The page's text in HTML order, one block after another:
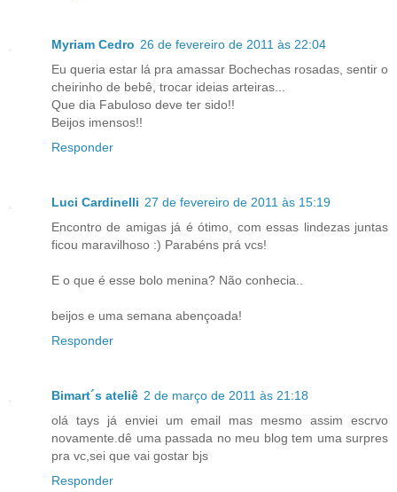
Myriam Cedro 26 de fevereiro de 2011 às 22:04
Eu queria estar lá pra amassar Bochechas rosadas, sentir o
cheirinho de bebê, trocar ideias arteiras...
Que dia Fabuloso deve ter sido!!
Beijos imensos!!
Responder
Luci Cardinelli 27 de fevereiro de 2011 às 15:19
Encontro de amigas já é ótimo, com essas lindezas juntas
ficou maravilhoso :) Parabéns prá vcs!
E o que é esse bolo menina? Não conhecia..
beijos e uma semana abençoada!
Responder
Bimart´s ateliê 2 de março de 2011 às 21:18
olá tays já enviei um email mas mesmo assim escrvo
novamente.dê uma passada no meu blog tem uma surpres
pra vc,sei que vai gostar bjs
Responder